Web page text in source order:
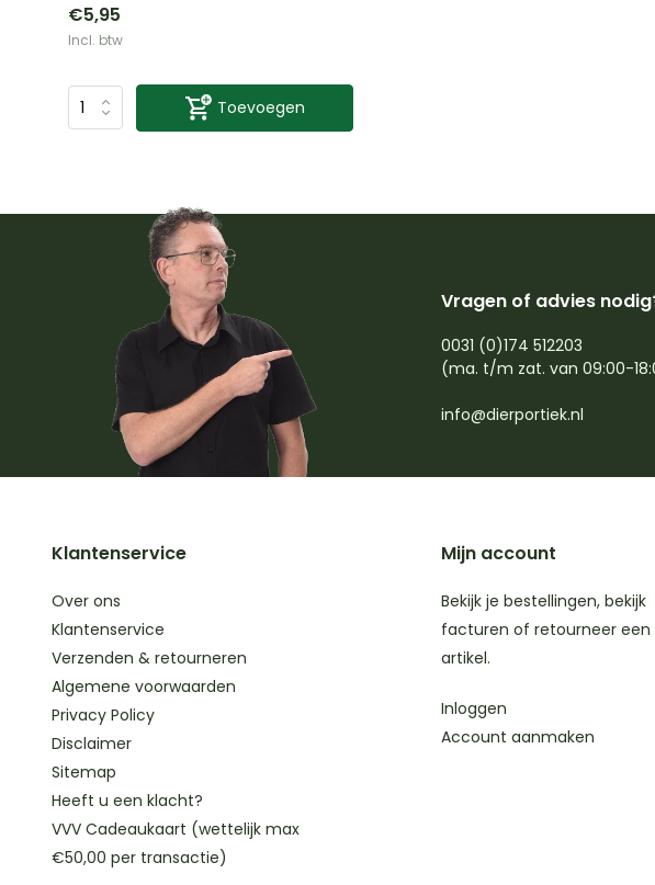
€5,95
Incl. btw
Toevoegen
Vragen of advies
0031 (0)174 512203
(ma. t/m zat. van 09:00-
info@dierportiek.nl
Klantenservice
Over ons
Klantenservice
Verzenden & retourneren
Algemene voorwaarden
Privacy Policy
Disclaimer
Sitemap
Heeft u een klacht?
VVV Cadeaukaart (wettelijk max
€50,00 per transactie)
Mijn account
Bekijk je bestellingen, bekijk
facturen of retourneer een
artikel.
Inloggen
Account aanmaken